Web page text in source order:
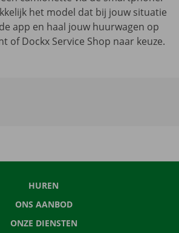
het model dat bij jouw situatie
app en haal jouw huurwagen op
of Dockx Service Shop naar keuze.
HUREN
ONS AANBOD
ONZE DIENSTEN